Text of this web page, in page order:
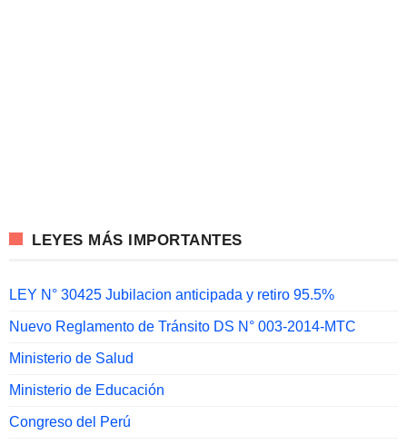
LEYES MÁS IMPORTANTES
LEY N° 30425 Jubilacion anticipada y retiro 95.5%
Nuevo Reglamento de Tránsito DS N° 003-2014-MTC
Ministerio de Salud
Ministerio de Educación
Congreso del Perú